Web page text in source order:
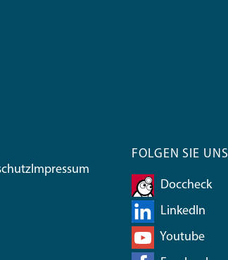
Impressum
FOLGEN SIE UNS
Doccheck
LinkedIn
Youtube